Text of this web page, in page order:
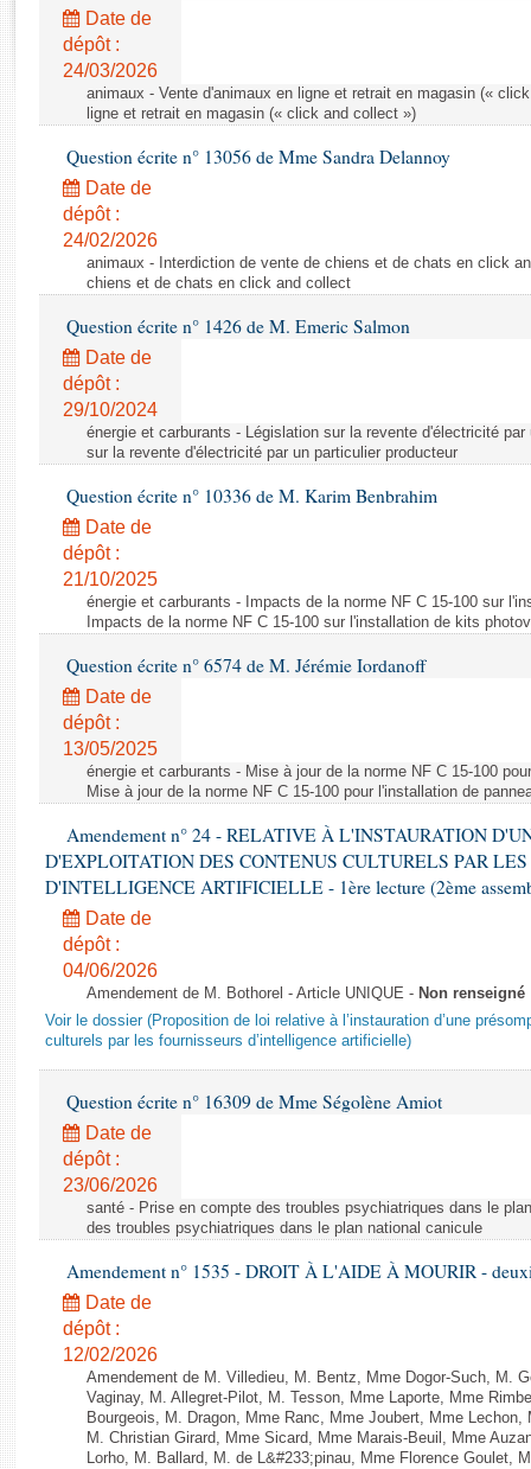
Rapports législatifs
Rapports sur l'application des lois
Baromètre de l’application des lois
Dossiers législatifs
Budget et sécurité sociale
Questions écrites et orales
Comptes rendus des débats
Date de
dépôt :
24/03/2026
animaux - Vente d'animaux en ligne et retrait en magasin («
ligne et retrait en magasin (« click and collect »)
Question écrite n° 13056 de Mme Sandra Delannoy
Date de
dépôt :
24/02/2026
animaux - Interdiction de vente de chiens et de chats en click
chiens et de chats en click and collect
Question écrite n° 1426 de M. Emeric Salmon
Date de
dépôt :
29/10/2024
énergie et carburants - Législation sur la revente d'électricité
sur la revente d'électricité par un particulier producteur
Question écrite n° 10336 de M. Karim Benbrahim
Date de
dépôt :
21/10/2025
énergie et carburants - Impacts de la norme NF C 15-100 sur
Impacts de la norme NF C 15-100 sur l'installation de kits
Question écrite n° 6574 de M. Jérémie Iordanoff
Date de
dépôt :
13/05/2025
énergie et carburants - Mise à jour de la norme NF C 15-100
Mise à jour de la norme NF C 15-100 pour l'installation de
Amendement n° 24 - RELATIVE À L'INSTAURATION
D'EXPLOITATION DES CONTENUS CULTURELS PAR LES
D'INTELLIGENCE ARTIFICIELLE - 1ère lecture (2ème
Date de
dépôt :
04/06/2026
Amendement de M. Bothorel - Article UNIQUE - Non renseigné
Voir le dossier (Proposition de loi relative à l’instauration d’une
culturels par les fournisseurs d’intelligence artificielle)
Question écrite n° 16309 de Mme Ségolène Amiot
Date de
dépôt :
23/06/2026
santé - Prise en compte des troubles psychiatriques dans le
des troubles psychiatriques dans le plan national canicule
Amendement n° 1535 - DROIT À L'AIDE À MOURIR -
Date de
dépôt :
12/02/2026
Amendement de M. Villedieu, M. Bentz, Mme Dogor-Such, M.
Vaginay, M. Allegret-Pilot, M. Tesson, Mme Laporte, Mme
Bourgeois, M. Dragon, Mme Ranc, Mme Joubert, Mme
M. Christian Girard, Mme Sicard, Mme Marais-Beuil, Mme
Lorho, M. Ballard, M. de L&#233;pinau, Mme Florence Goulet,